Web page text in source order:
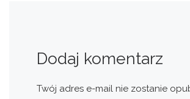
Dodaj komentarz
Twój adres e-mail nie zostanie